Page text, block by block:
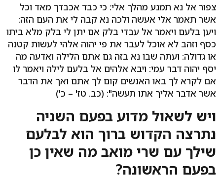
צפור אל נא תמנע מהלך אלי: כי כבד אכבדך מאד וכל
אשר תאמר אלי אעשה ולכה נא קבה לי את העם הזה:
ויען בלעם ויאמר אל עבדי בלק אם יתן לי בלק מלא ביתו
כסף וזהב לא אוכל לעבר את פי יהוה אלהי לעשות קטנה
או גדולה: ועתה שבו נא בזה גם אתם הלילה ואדעה מה
יסף יהוה דבר עמי: ויבא אלהים אל בלעם לילה ויאמר לו
אם לקרא לך באו האנשים קום לך אתם ואך את הדבר
אשר אדבר אליך אתו תעשה": (כב. טז' – כ')
ויש לשאול מדוע בפעם השניה
נתרצה הקדוש ברוך הוא לבלעם
שילך עם שרי מואב מה שאין כן
בפעם הראשונה?